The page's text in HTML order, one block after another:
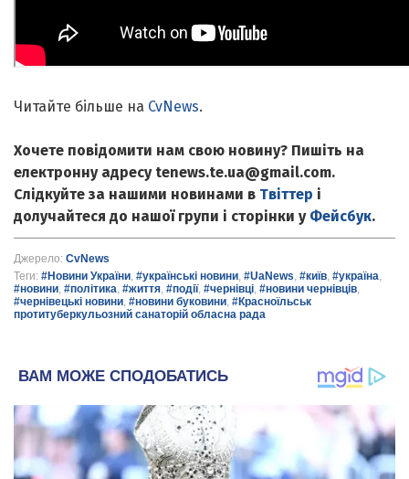
Читайте більше на CvNews.
Хочете повідомити нам свою новину? Пишіть на
електронну адресу tenews.te.ua@gmail.com.
Слідкуйте за нашими новинами в Твіттер і
долучайтеся до нашої групи і сторінки у Фейсбук.
Джерело: CvNews
Теги: #Новини України, #українські новини, #UaNews, #київ, #україна,
#новини, #політика, #життя, #події, #чернівці, #новини чернівців,
#чернівецькі новини, #новини буковини, #Красноїльськ
протитуберкульозний санаторій обласна рада